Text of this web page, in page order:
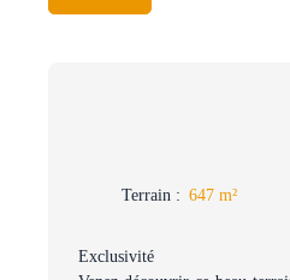
Terrain : 647 m²
Exclusivité